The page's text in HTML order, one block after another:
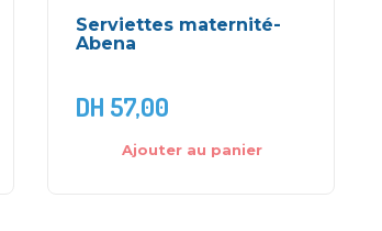
Serviettes maternité-
Abena
DH 57,00
Ajouter au panier